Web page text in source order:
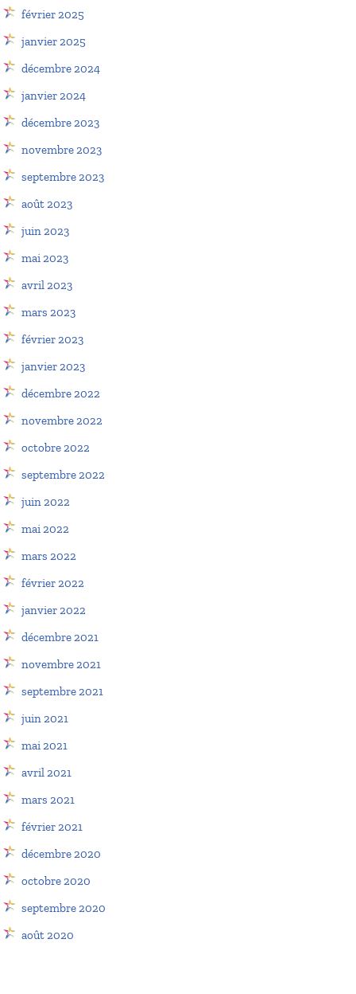
février 2025
janvier 2025
décembre 2024
janvier 2024
décembre 2023
novembre 2023
septembre 2023
août 2023
juin 2023
mai 2023
avril 2023
mars 2023
février 2023
janvier 2023
décembre 2022
novembre 2022
octobre 2022
septembre 2022
juin 2022
mai 2022
mars 2022
février 2022
janvier 2022
décembre 2021
novembre 2021
septembre 2021
juin 2021
mai 2021
avril 2021
mars 2021
février 2021
décembre 2020
octobre 2020
septembre 2020
août 2020